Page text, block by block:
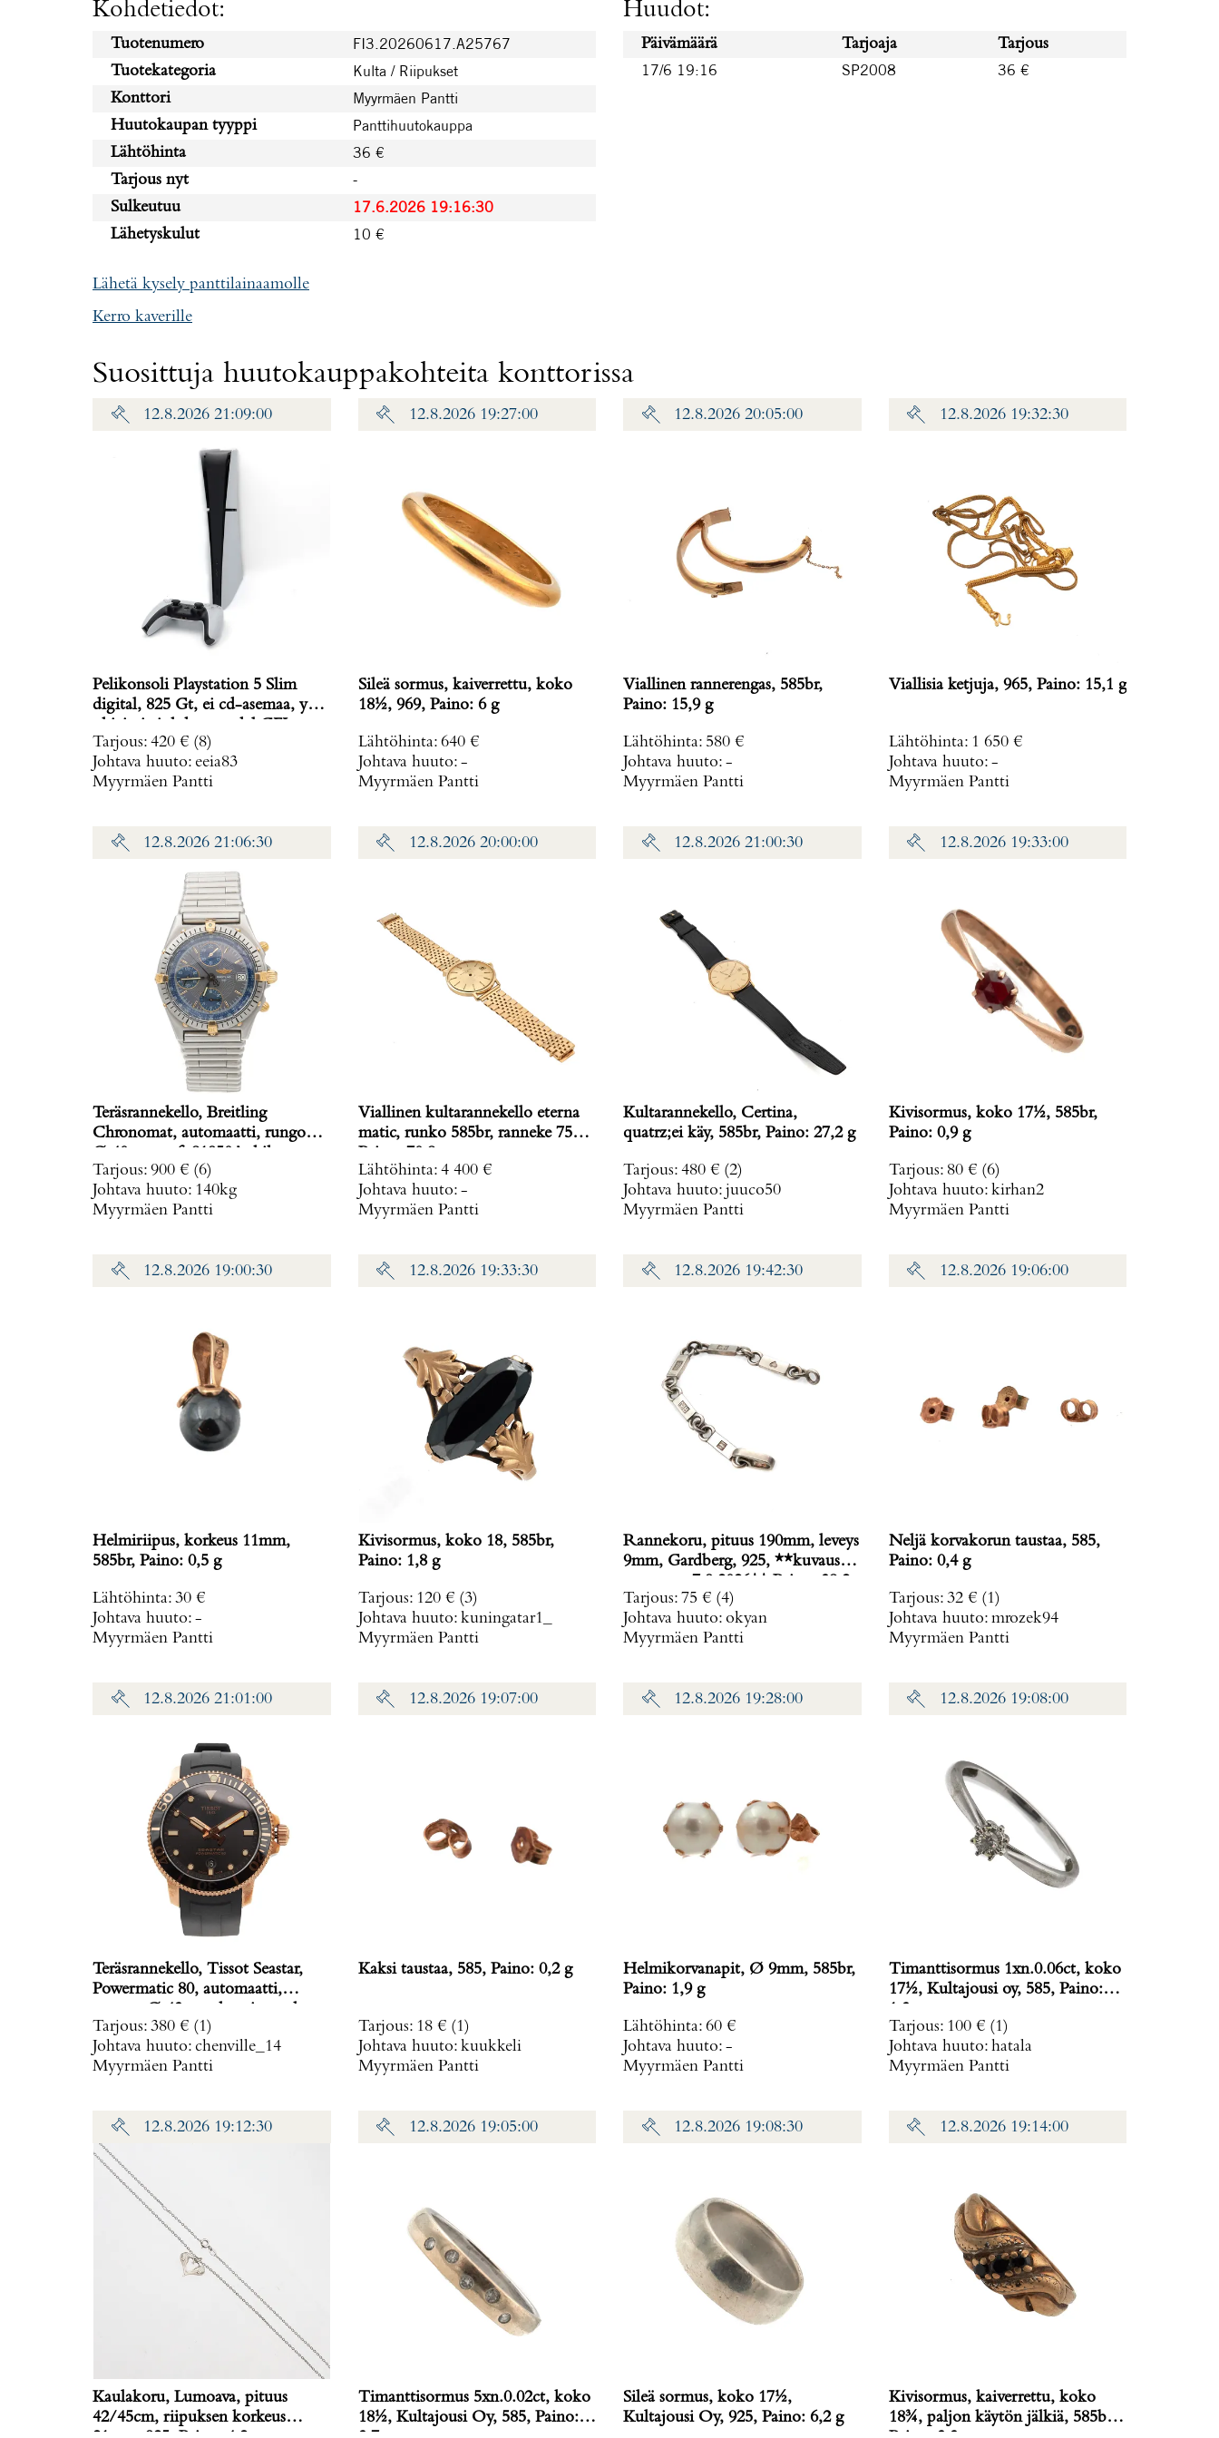
Kohdetiedot:
Tuotenumero FI3.20260617.A25767
Tuotekategoria Kulta / Riipukset
Konttori Myyrmäen Pantti
Huutokaupan tyyppi Panttihuutokauppa
Lähtöhinta 36 €
Tarjous nyt -
Sulkeutuu 17.6.2026 19:16:30
Lähetyskulut 10 €
Lähetä kysely panttilainaamolle
Kerro kaverille
Huudot:
Päivämäärä Tarjoaja Tarjous
17/6 19:16 SP2008 36 €
Suosittuja huutokauppakohteita konttorissa
12.8.2026 21:09:00
Pelikonsoli Playstation 5 Slim
digital, 825 Gt, ei cd-asemaa, yksi
2016,
Tarjous: 420 € (8)
Johtava huuto: eeia83
Myyrmäen Pantti
12.8.2026 19:27:00
Sileä sormus, kaiverrettu, koko
18½, 969, Paino: 6 g
Lähtöhinta: 640 €
Johtava huuto: -
Myyrmäen Pantti
12.8.2026 20:05:00
Viallinen rannerengas, 585br,
Paino: 15,9 g
Lähtöhinta: 580 €
Johtava huuto: -
Myyrmäen Pantti
12.8.2026 19:32:30
Viallisia ketjuja, 965, Paino: 15,1 g
Lähtöhinta: 1 650 €
Johtava huuto: -
Myyrmäen Pantti
12.8.2026 21:06:30
Teräsrannekello, Breitling
Chronomat, automaatti, rungon
pituus 160mm, nupista pala
irronnut, hihnan kiinnitys löysä,
laatikko, Paino: 0 g
Tarjous: 900 € (6)
Johtava huuto: 140kg
Myyrmäen Pantti
12.8.2026 20:00:00
Viallinen kultarannekello eterna
matic, runko 585br, ranneke 750,
Lähtöhinta: 4 400 €
Johtava huuto: -
Myyrmäen Pantti
12.8.2026 21:00:30
Kultarannekello, Certina,
quatrz;ei käy, 585br, Paino: 27,2 g
Tarjous: 480 € (2)
Johtava huuto: juuco50
Myyrmäen Pantti
12.8.2026 19:33:00
Kivisormus, koko 17½, 585br,
Paino: 0,9 g
Tarjous: 80 € (6)
Johtava huuto: kirhan2
Myyrmäen Pantti
12.8.2026 19:00:30
Helmiriipus, korkeus 11mm,
585br, Paino: 0,5 g
Lähtöhinta: 30 €
Johtava huuto: -
Myyrmäen Pantti
12.8.2026 19:33:30
Kivisormus, koko 18, 585br,
Paino: 1,8 g
Tarjous: 120 € (3)
Johtava huuto: kuningatar1_
Myyrmäen Pantti
12.8.2026 19:42:30
Rannekoru, pituus 190mm, leveys
9mm, Gardberg, 925, **kuvausta
g
Tarjous: 75 € (4)
Johtava huuto: okyan
Myyrmäen Pantti
12.8.2026 19:06:00
Neljä korvakorun taustaa, 585,
Paino: 0,4 g
Tarjous: 32 € (1)
Johtava huuto: mrozek94
Myyrmäen Pantti
12.8.2026 21:01:00
Teräsrannekello, Tissot Seastar,
Powermatic 80, automaatti,
ref. T120407A,
Tarjous: 380 € (1)
Johtava huuto: chenville_14
Myyrmäen Pantti
12.8.2026 19:07:00
Kaksi taustaa, 585, Paino: 0,2 g
Tarjous: 18 € (1)
Johtava huuto: kuukkeli
Myyrmäen Pantti
12.8.2026 19:28:00
Helmikorvanapit, Ø 9mm, 585br,
Paino: 1,9 g
Lähtöhinta: 60 €
Johtava huuto: -
Myyrmäen Pantti
12.8.2026 19:08:00
Timanttisormus 1xn.0.06ct, koko
17½, Kultajousi oy, 585, Paino:
Tarjous: 100 € (1)
Johtava huuto: hatala
Myyrmäen Pantti
12.8.2026 19:12:30
Kaulakoru, Lumoava, pituus
42/45cm, riipuksen korkeus
12.8.2026 19:05:00
Timanttisormus 5xn.0.02ct, koko
18½, Kultajousi Oy, 585, Paino:
12.8.2026 19:08:30
Sileä sormus, koko 17½,
Kultajousi Oy, 925, Paino: 6,2 g
12.8.2026 19:14:00
Kivisormus, kaiverrettu, koko
18¾, paljon käytön jälkiä, 585br,